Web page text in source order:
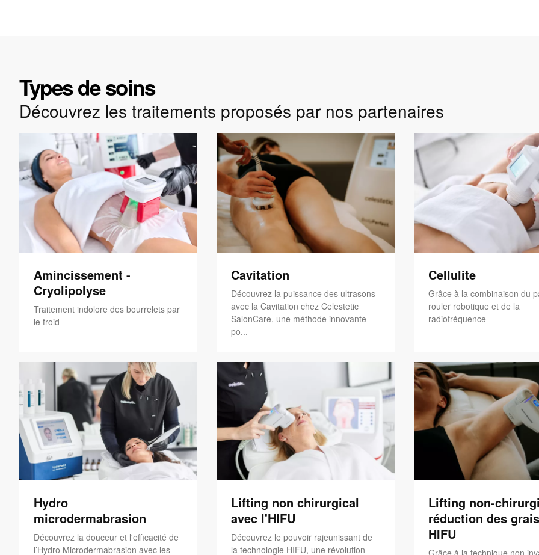
Types de soins
Découvrez les traitements proposés par nos partenaires
Amincissement -
Cryolipolyse
Traitement indolore des bourrelets par
le froid
Cavitation
Découvrez la puissance des ultrasons
avec la Cavitation chez Celestetic
SalonCare, une méthode innovante
po...
Cellulite
Grâce à la combinaison du
rouler robotique et de la
radiofréquence
Hydro
microdermabrasion
Découvrez la douceur et l'efficacité de
l’Hydro Microdermabrasion avec les
Lifting non chirurgical
avec l'HIFU
Découvrez le pouvoir rajeunissant de
la technologie HIFU, une révolution
Lifting non-
réduction des
HIFU